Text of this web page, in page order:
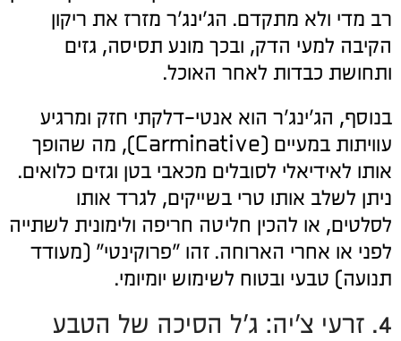
רב מדי ולא מתקדם. הג'ינג'ר מזרז את ריקון
הקיבה למעי הדק, ובכך מונע תסיסה, גזים
ותחושת כבדות לאחר האוכל.
בנוסף, הג'ינג'ר הוא אנטי-דלקתי חזק ומרגיע
עוויתות במעיים (Carminative), מה שהופך
אותו לאידיאלי לסובלים מכאבי בטן וגזים כלואים.
ניתן לשלב אותו טרי בשייקים, לגרד אותו
לסלטים, או להכין חליטה חריפה ולימונית לשתייה
לפני או אחרי הארוחה. זהו "פרוקינטי" (מעודד
תנועה) טבעי ובטוח לשימוש יומיומי.
4. זרעי צ'יה: ג'ל הסיכה של הטבע